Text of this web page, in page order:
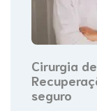
Cirurgia
seguro